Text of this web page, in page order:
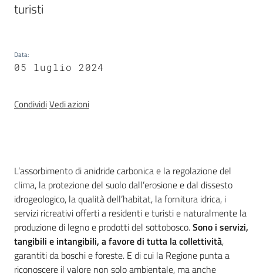
Seguici
Argomenti
Novità
Servizi
Leggi Atti Bandi
Data:
05 luglio 2024
CondividiVedi azioni
Introduzione
L’assorbimento di anidride carbonica e la regolazione del
clima, la protezione del suolo dall’erosione e dal dissesto
idrogeologico, la qualità dell’habitat, la fornitura idrica, i
servizi ricreativi offerti a residenti e turisti e naturalmente la
produzione di legno e prodotti del sottobosco.Sono i servizi,
tangibili e intangibili, a favore di tutta la collettività,
garantiti da boschi e foreste. E di cui la Regione punta a
riconoscere il valore non solo ambientale, ma anche